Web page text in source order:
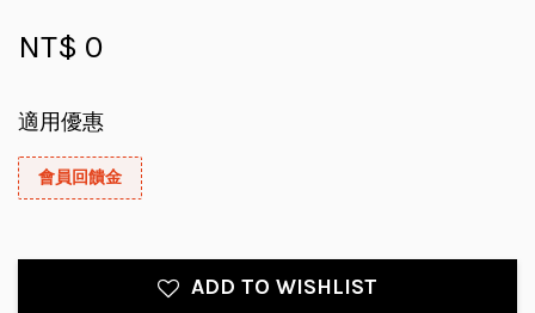
NT$ 0
適用優惠
會員回饋金
ADD TO WISHLIST